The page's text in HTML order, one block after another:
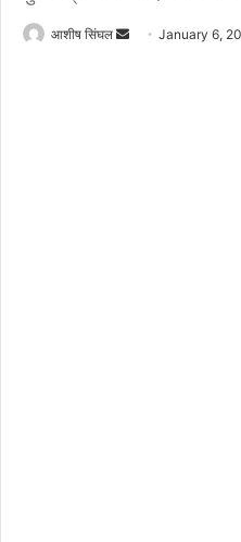
आशीष सिंघल
SendJanuary 6,